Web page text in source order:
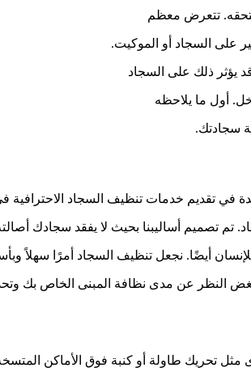
تتعرض معظم
على السجاد أو الموكيت.
يؤثر ذلك على السجاد
أول ما يلاحظه
سجادتك.
في تقديم خدمات تنظيف السجاد الاحترافية
تصميم أساليبنا بحيث لا يفقد سجادك أصالته
أيضًا. نجعل تنظيف السجاد أمرًا سهلاً
بغض النظر عن مدى نظافة المبنى الخاص بك
تحريك طاولة أو كنبة فوق الأماكن